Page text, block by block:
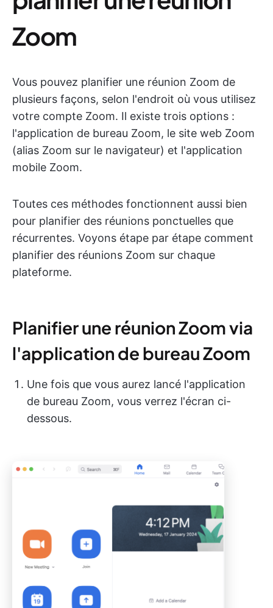
Zoom
Vous pouvez planifier une réunion Zoom de
plusieurs façons, selon l'endroit où vous utilisez
votre compte Zoom. Il existe trois options :
l'application de bureau Zoom, le site web Zoom
(alias Zoom sur le navigateur) et l'application
mobile Zoom.
Toutes ces méthodes fonctionnent aussi bien
pour planifier des réunions ponctuelles que
récurrentes. Voyons étape par étape comment
planifier des réunions Zoom sur chaque
plateforme.
Planifier une réunion Zoom via
l'application de bureau Zoom
Une fois que vous aurez lancé l'application
de bureau Zoom, vous verrez l'écran ci-
dessous.